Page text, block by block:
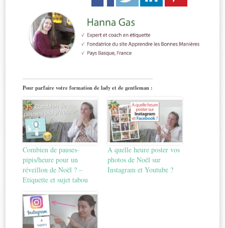
Pour parfaire votre formation de lady et de gentleman :
Combien de pauses-
pipis/heure pour un
réveillon de Noël ? –
Etiquette et sujet tabou
A quelle heure poster vos
photos de Noël sur
Instagram et Youtube ?